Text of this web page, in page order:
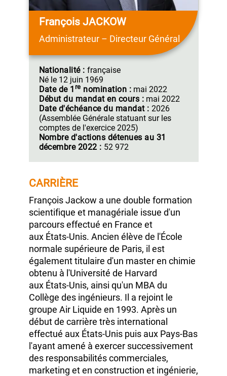
François JACKOW
Administrateur – Directeur Général
Nationalité :française
Né le 12 juin 1969
Date de 1re nomination :mai 2022
Début du mandat en cours : mai 2022
Date d'échéance du mandat :
comptes del'exercice 2025)
décembre 2022 :
CARRIÈRE
François Jackowa une double formation
scientifique et managériale issue d'un
parcours effectué en France et
aux États‑Unis.Ancien élève de l'École
normale supérieure de Paris, il est
également titulaire d'un master en chimie
obtenu à l'Université de Harvard
aux États‑Unis,ainsi qu'un MBA du
Collège des ingénieurs. Il a rejoint le
groupeAir Liquideen 1993.Après un
début de carrière très international
effectuéaux États‑Unispuisaux Pays‑Bas